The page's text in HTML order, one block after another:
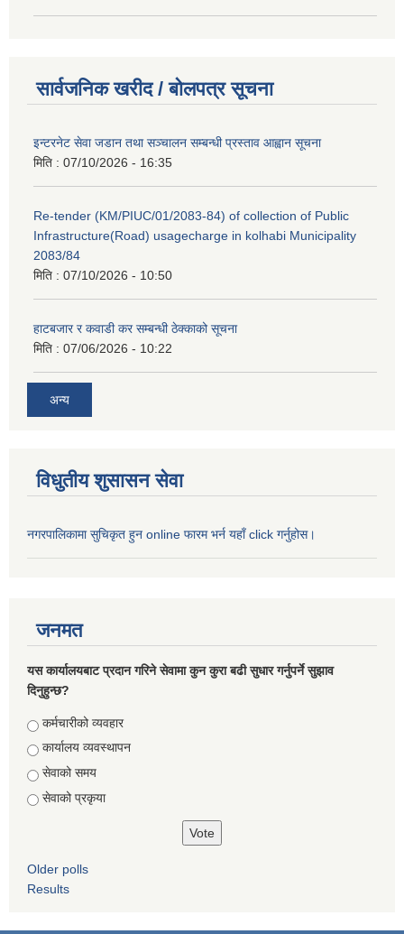
सार्वजनिक खरीद / बोलपत्र सूचना
इन्टरनेट सेवा जडान तथा सञ्चालन सम्बन्धी प्रस्ताव आह्वान सूचना
मिति : 07/10/2026 - 16:35
Re-tender (KM/PIUC/01/2083-84) of collection of Public
Infrastructure(Road) usagecharge in kolhabi Municipality
2083/84
मिति : 07/10/2026 - 10:50
हाटबजार र कवाडी कर सम्बन्धी ठेक्काको सूचना
मिति : 07/06/2026 - 10:22
अन्य
विधुतीय शुसासन सेवा
नगरपालिकामा सुचिकृत हुन online फारम भर्न यहाँ click गर्नुहोस।
जनमत
यस कार्यालयबाट प्रदान गरिने सेवामा कुन कुरा बढी सुधार गर्नुपर्ने सुझाव
दिनुहुन्छ?
Choices
कर्मचारीको व्यवहार
कार्यालय व्यवस्थापन
सेवाको समय
सेवाको प्रकृया
Older polls
Results